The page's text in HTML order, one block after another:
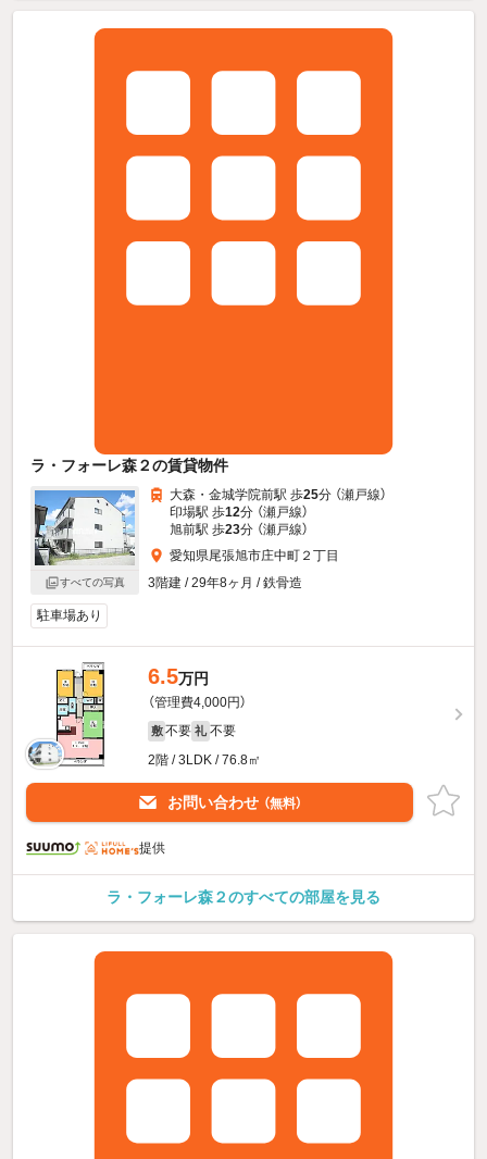
ラ・フォーレ森２の賃貸物件
すべての写真
大森・金城学院前駅 歩25分 （瀬戸線）
印場駅 歩12分 （瀬戸線）
旭前駅 歩23分 （瀬戸線）
愛知県尾張旭市庄中町２丁目
3階建 / 29年8ヶ月 / 鉄骨造
駐車場あり
6.5万円
（管理費4,000円）
敷 不要 礼 不要
2階 / 3LDK / 76.8㎡
お問い合わせ （無料）
提供
ラ・フォーレ森２のすべての部屋を見る